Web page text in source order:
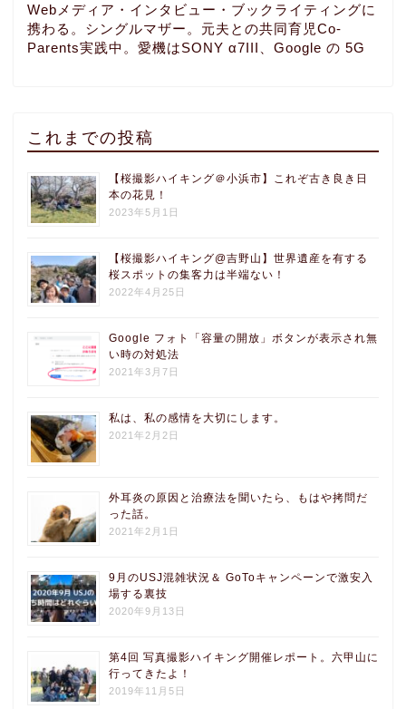
Webメディア・インタビュー・ブックライティングに
携わる。シングルマザー。元夫との共同育児Co-
Parents実践中。愛機はSONY α7III、Google の 5G
これまでの投稿
【桜撮影ハイキング＠小浜市】これぞ古き良き日
本の花見！
2023年5月1日
【桜撮影ハイキング@吉野山】世界遺産を有する
桜スポットの集客力は半端ない！
2022年4月25日
Google フォト「容量の開放」ボタンが表示され無
い時の対処法
2021年3月7日
私は、私の感情を大切にします。
2021年2月2日
外耳炎の原因と治療法を聞いたら、もはや拷問だ
った話。
2021年2月1日
9月のUSJ混雑状況＆ GoToキャンペーンで激安入
場する裏技
2020年9月13日
第4回 写真撮影ハイキング開催レポート。六甲山に
行ってきたよ！
2019年11月5日